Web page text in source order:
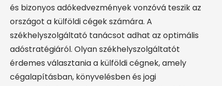
és bizonyos adókedvezmények vonzóvá teszik az
országot a külföldi cégek számára. A
székhelyszolgáltató tanácsot adhat az optimális
adóstratégiáról. Olyan székhelyszolgáltatót
érdemes választania a külföldi cégnek, amely
cégalapításban, könyvelésben és jogi